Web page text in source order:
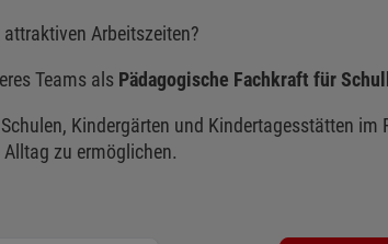
Arbeitszeiten?
Teams als Pädagogische Fachkraft für
Kindergärten und Kindertagesstätten
zu ermöglichen.